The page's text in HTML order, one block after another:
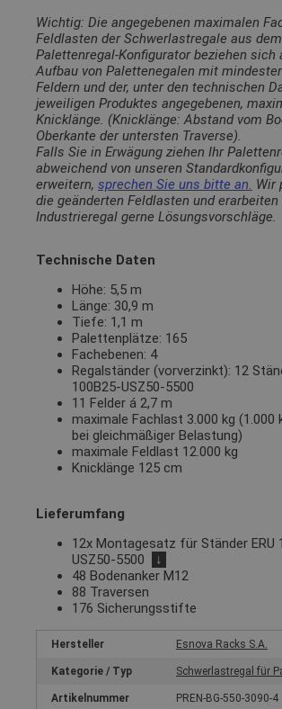
Wichtig: Die angegebenen maximalen
Feldlasten der Schwerlastregale aus dem
Palettenregal-Konfigurator beziehen sich
Aufbau von Palettenegalen mit
Feldern und der, unter den technischen
jeweiligen Produktes angegebenen,
Knicklänge. (Knicklänge: Abstand vom
Oberkante der untersten Traverse).
Falls Sie in Erwägung ziehen Ihr
abweichend von unseren
erweitern, sprechen Sie uns bitte an. Wir
die geänderten Feldlasten und erarbeiten
Industrieregal gerne Lösungsvorschläge.
Technische Daten
Höhe: 5,5 m
Länge: 30,9 m
Tiefe: 1,1 m
Palettenplätze: 165
Fachebenen: 4
Regalständer (vorverzinkt): 12
100B25-USZ50-5500
11 Felder á 2,7 m
maximale Fachlast 3.000 kg (1.000
bei gleichmäßiger Belastung)
maximale Feldlast 12.000 kg
Knicklänge 125 cm
Lieferumfang
12x Montagesatz für Ständer ERU
USZ50-5500
↓
48 Bodenanker M12
88 Traversen
176 Sicherungsstifte
Hersteller Esnova Racks S.A.
Kategorie / Typ Schwerlastregal für
Artikelnummer PREN-BG-550-3090-4